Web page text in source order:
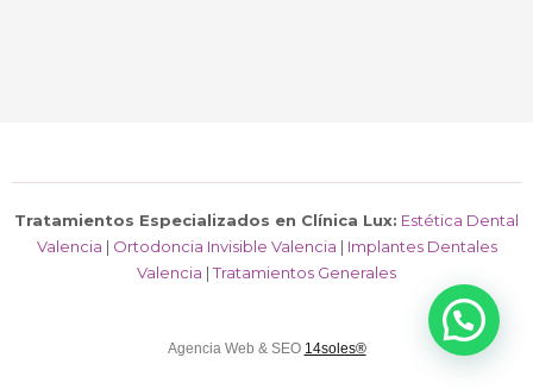
Tratamientos Especializados en Clínica Lux: Estética Dental
Valencia | Ortodoncia Invisible Valencia | Implantes Dentales
Valencia |Tratamientos Generales
Agencia Web & SEO 14soles®